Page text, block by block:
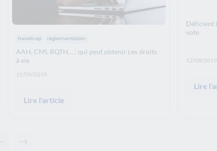
Thématiques :
handicap réglementation
AAH, CMI, RQTH… : qui peut obtenir ces droits
à vie
Date de publication: :
15/09/2019
Lire l'article
Déficient
vote
Date de
12/08/2019
Lire
Contenu précédent - Articles associés
Contenu suivant - Articles associés